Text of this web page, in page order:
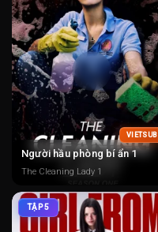
VIETSUB
Người hầu phòng bí ẩn 1
The Cleaning Lady 1
TẬP 5